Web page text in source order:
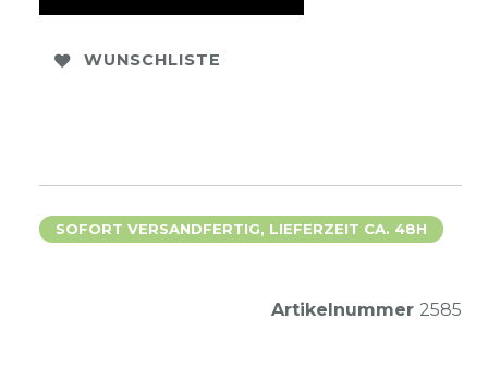
WUNSCHLISTE
SOFORT VERSANDFERTIG, LIEFERZEIT CA. 48H
Artikelnummer 2585